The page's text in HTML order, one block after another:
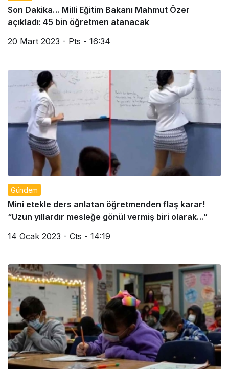
Son Dakika… Milli Eğitim Bakanı Mahmut Özer
açıkladı: 45 bin öğretmen atanacak
20 Mart 2023 - Pts - 16:34
Gündem
Mini etekle ders anlatan öğretmenden flaş karar!
“Uzun yıllardır mesleğe gönül vermiş biri olarak…”
14 Ocak 2023 - Cts - 14:19